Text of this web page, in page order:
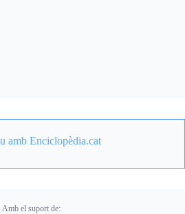
amb Enciclopèdia.cat
Amb el suport de: